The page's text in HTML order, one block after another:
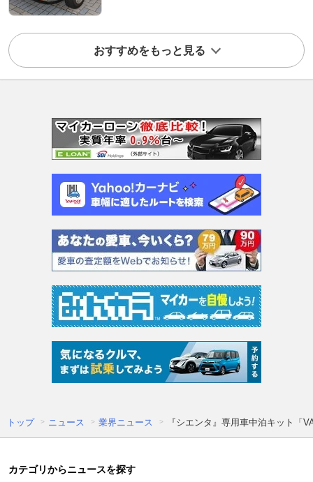
おすすめをもっと見る
トップ ニュース 業界ニュース 『シエンタ』専用車中泊キット「
カテゴリからニュースを探す